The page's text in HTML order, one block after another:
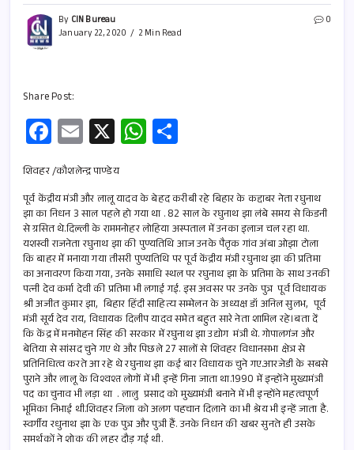
By CIN Bureau
January 22, 2020
2 Min Read
0
Share Post:
Fa
ce
b
o
o
k
E
m
ail
X W
h
at
s
A
p
p
ar
e
शिवहर /कौशलेन्द्र पाण्डेय
पूर्व केंद्रीय मंत्री और लालू यादव के बेहद करीबी रहे बिहार के कद्दाबर नेता रघुनाथ
झा का निधन 3 साल पहले हो गया था . 82 साल के रघुनाथ झा लंबे समय से किडनी
से ग्रसित थे.दिल्ली के राममनोहर लोहिया अस्पताल में उनका इलाज चल रहा था.
यशस्वी राजनेता रघुनाथ झा की पुण्यतिथि आज उनके पैतृक गांव अंबा ओझा टोला
कि बाहर में मनाया गया तीसरी पुण्यतिथि पर पूर्व केंद्रीय मंत्री रघुनाथ झा की प्रतिमा
का अनावरण किया गया, उनके समाधि स्थल पर रघुनाथ झा के प्रतिमा के साथ उनकी
पत्नी देव कर्मा देवी की प्रतिमा भी लगाई गई. इस अवसर पर उनके पुत्र पूर्व विधायक
श्री अजीत कुमार झा, बिहार हिंदी साहित्य सम्मेलन के अध्यक्ष डॉ अनिल सुलभ, पूर्व
मंत्री सूर्य देव राय, विधायक दिलीप यादव समेत बहुत सारे नेता शामिल रहे।बता दें
कि केंद्र में मनमोहन सिंह की सरकार में रघुनाथ झा उद्योग मंत्री थे. गोपालगंज और
बेतिया से सांसद चुने गए थे और पिछले 27 सालों से शिवहर विधानसभा क्षेत्र से
प्रतिनिधित्व करते आ रहे थे रघुनाथ झा कई बार विधायक चुने गए.आरजेडी के सबसे
पुराने और लालू के विश्वश्त लोगों में भी इन्हें गिना जाता था.1990 में इन्होंने मुख्यमंत्री
पद का चुनाव भी लड़ा था . लालु प्रसाद को मुख्यमंत्री बनाने में भी इन्होंने महत्वपूर्ण
भूमिका निभाई थी.शिवहर जिला को अलग पहचान दिलाने का भी श्रेय भी इन्हें जाता है.
स्वर्गीय रधुनाथ झा के एक पुत्र और पुत्री हैं. उनके निधन की खबर सुनते ही उसके
समर्थकों ने शोक की लहर दौड़ गई थी.